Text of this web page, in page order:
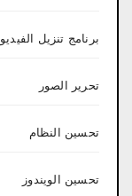
برنامج تنزيل الفيديو
تحرير الصور
تحسين النظام
تحسين الويندوز